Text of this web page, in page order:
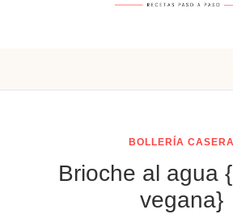
BOLLERÍA CASERA
Brioche al agua
vegana}